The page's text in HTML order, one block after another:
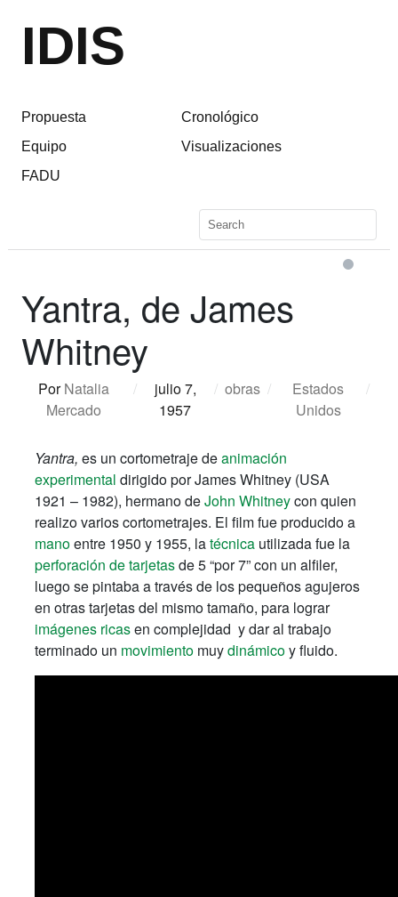
IDIS
Propuesta
Equipo
FADU
Cronológico
Visualizaciones
Yantra, de James
Whitney
PorNatalia
Mercado
/
julio 7,
1957
/ obras /
Estados
Unidos
/
Yantra, es un cortometraje deanimación
experimental dirigido por James Whitney (USA
1921 – 1982), hermano deJohn Whitneycon quien
realizo varios cortometrajes. El film fue producido a
manoentre 1950 y 1955, latécnica utilizada fue la
perforación de tarjetasde 5 “por 7” con un alfiler,
luego se pintaba a través de los pequeños agujeros
en otras tarjetas del mismo tamaño, para lograr
imágenes ricasen complejidad y dar al trabajo
terminado un movimiento muydinámicoy fluido.